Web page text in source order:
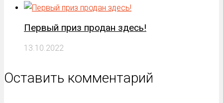
Первый приз продан здесь!
13.10.2022
Оставить комментарий